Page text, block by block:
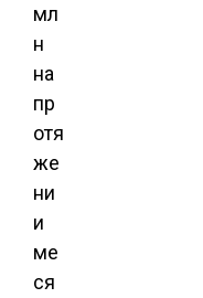
мл
н
на
пр
отя
же
ни
и
ме
ся